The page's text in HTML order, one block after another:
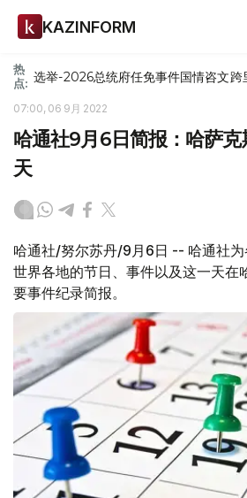
KAZINFORM
热
点: 选举-2026总统府任免事件国情咨文跨
07:00, 06 9月 2022
哈通社9月6日简报：哈萨
天
哈通社/努尔苏丹/9月6日 -- 哈通社
世界各地的节日、事件以及这一天在
要事件纪录简报。